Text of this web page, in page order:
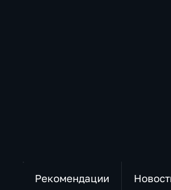
Рекомендации